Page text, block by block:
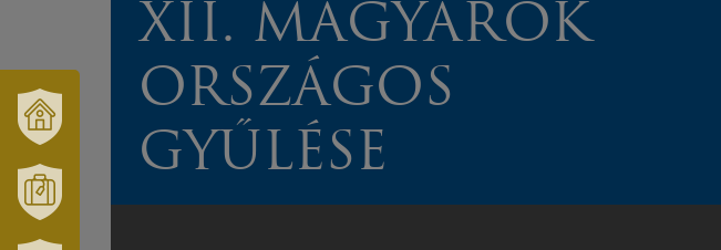
ÉS
TÉRSÉGÜNK
XII. MAGYAROK
ORSZÁGOS
GYŰLÉSE